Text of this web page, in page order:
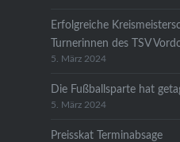
Erfolgreiche
Turnerinnen des TSV
5. März 2024
Die Fußballsparte hat
5. März 2024
Preisskat Terminabsage